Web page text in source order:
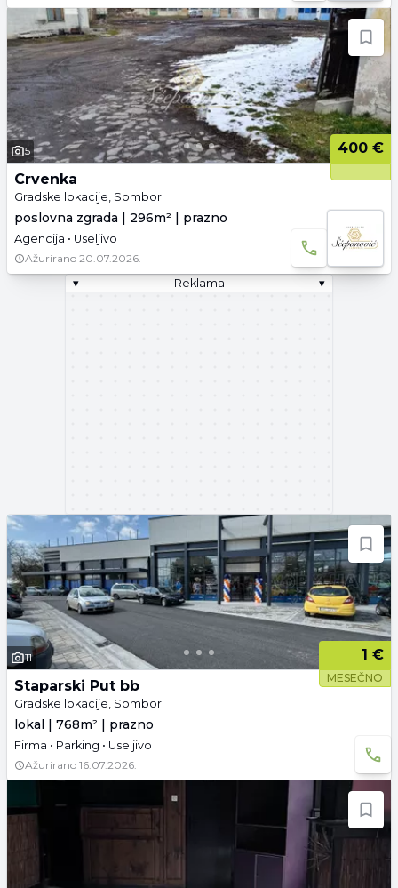
5
400 €
Crvenka
Gradske lokacije, Sombor
poslovna zgrada | 296m² | prazno
Agencija • Useljivo
Ažurirano 20.07.2026.
▾
Reklama ▾
11 1 €
MESEČNO
Staparski Put bb
Gradske lokacije, Sombor
lokal | 768m² | prazno
Firma • Parking • Useljivo
Ažurirano 16.07.2026.